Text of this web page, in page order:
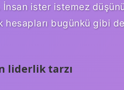
ister istemez
bugünkü gibi
liderlik tarzı